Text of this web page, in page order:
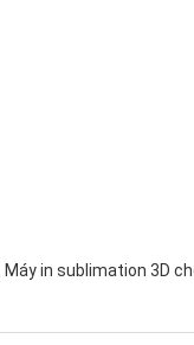
Máy in sublimation 3D